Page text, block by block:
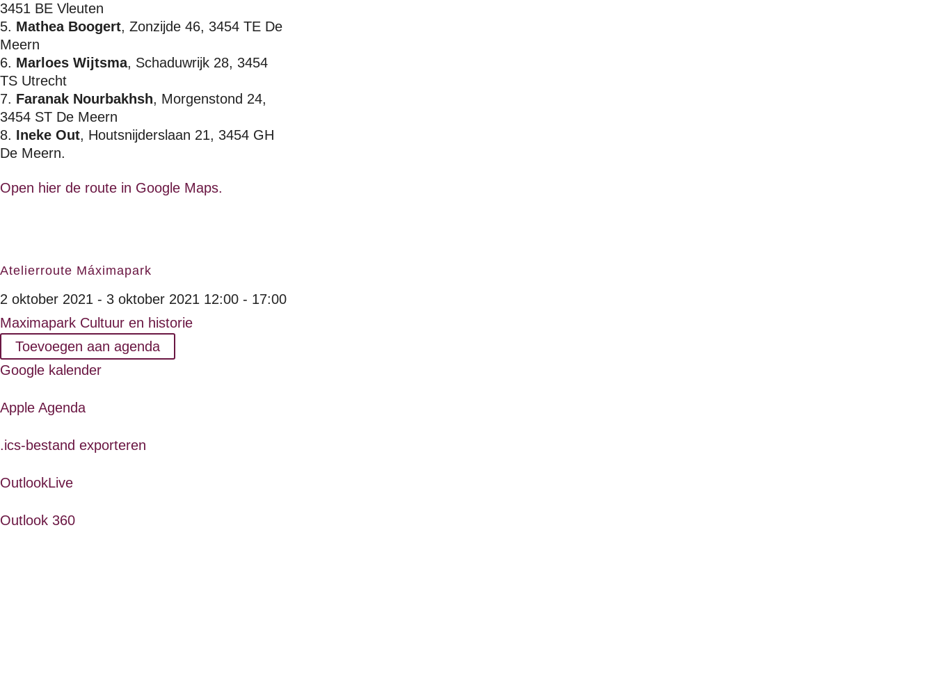
3451 BE Vleuten
Mathea Boogert, Zonzijde 46, 3454 TE De
Meern
Marloes Wijtsma, Schaduwrijk 28, 3454
TS Utrecht
Faranak Nourbakhsh, Morgenstond 24,
3454 ST De Meern
Ineke Out, Houtsnijderslaan 21, 3454 GH
De Meern.
Open hier de route in Google Maps.
Atelierroute Máximapark
2 oktober 2021 - 3 oktober 2021 12:00 - 17:00
Maximapark Cultuur en historie
Toevoegen aan agenda
Google kalender
Apple Agenda
.ics-bestand exporteren
OutlookLive
Outlook 360